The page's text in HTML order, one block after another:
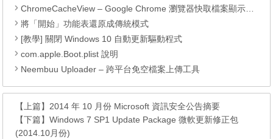
ChromeCacheView – Google Chrome 瀏覽器快取檔案顯示工具
將「開始」功能表還原成傳統模式
[教學] 關閉 Windows 10 自動更新驅動程式
com.apple.Boot.plist 說明
Neembuu Uploader – 跨平台免空檔案上傳工具
【上篇】2014 年 10 月份 Microsoft 資訊安全公告摘要
【下篇】Windows 7 SP1 Update Package 微軟更新修正包
(2014.10月份)